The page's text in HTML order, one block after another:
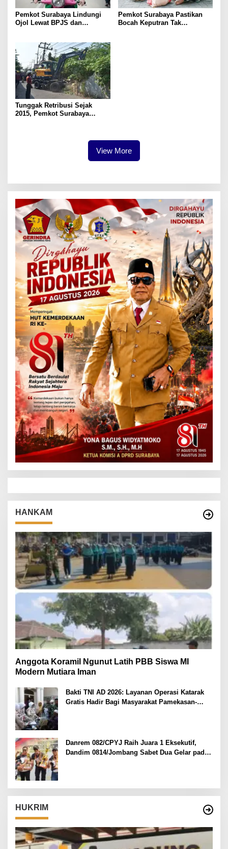
Pemkot Surabaya Lindungi
Ojol Lewat BPJS dan
Pemkot Surabaya Pastikan
Bocah Keputran Tak
Tunggak Retribusi Sejak
2015, Pemkot Surabaya
View More
HANKAM
Anggota Koramil Ngunut Latih PBB Siswa MI
Modern Mutiara Iman
Bakti TNI AD 2026: Layanan Operasi Katarak
Gratis Hadir Bagi Masyarakat Pamekasan-
Danrem 082/CPYJ Raih Juara 1 Eksekutif,
Dandim 0814/Jombang Sabet Dua Gelar pada
HUKRIM